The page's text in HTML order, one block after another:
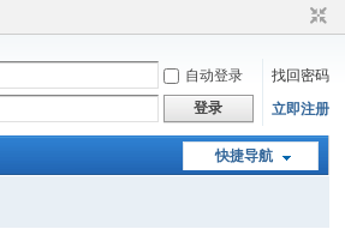
自动登录
找回密码
登录 立即注册
快捷导航